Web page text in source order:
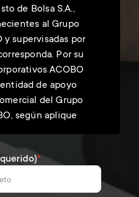
de Bolsa S.A.,
al Grupo
y supervisadas por
Por su
ACOBO
de apoyo
del Grupo
según aplique
*